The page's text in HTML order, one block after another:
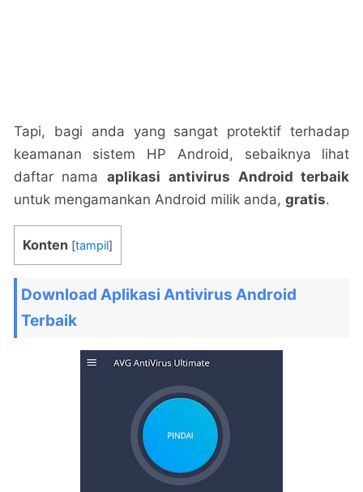
Tapi, bagi anda yang sangat protektif terhadap
keamanan sistem HP Android, sebaiknya lihat
daftar namaaplikasi antivirus Android terbaik
untuk mengamankan Android milik anda, gratis.
Konten [tampil]
Download Aplikasi Antivirus Android
Terbaik